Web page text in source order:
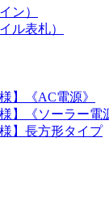
ン）
ル表札）
】《AC電源》
】《ソーラー電
】長方形タイプ